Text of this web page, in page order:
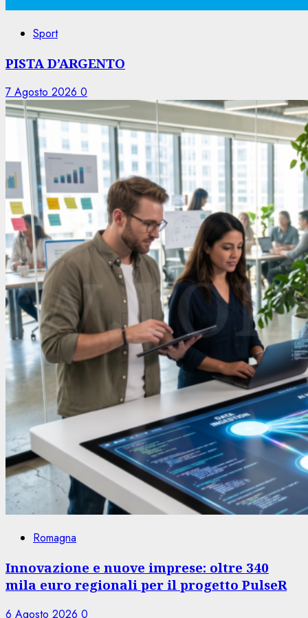
Sport
PISTA D’ARGENTO
7 Agosto 2026 0
Romagna
Innovazione e nuove imprese: oltre 340
mila euro regionali per il progetto PulseR
6 Agosto 2026 0